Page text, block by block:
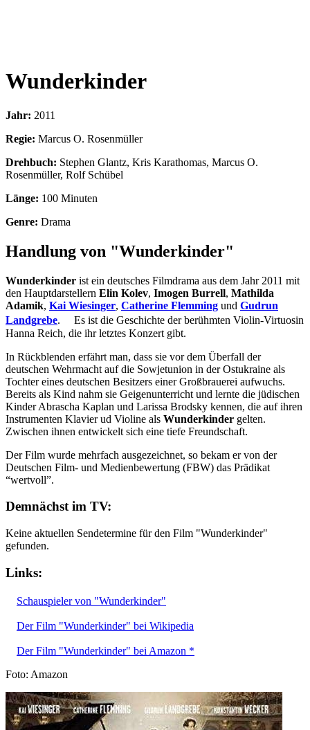
Wunderkinder
Jahr: 2011
Regie: Marcus O. Rosenmüller
Drehbuch: Stephen Glantz, Kris Karathomas, Marcus O.
Rosenmüller, Rolf Schübel
Länge: 100 Minuten
Genre: Drama
Handlung von "Wunderkinder"
Wunderkinder ist ein deutsches Filmdrama aus dem Jahr 2011 mit
den Hauptdarstellern Elin Kolev, Imogen Burrell, Mathilda
Adamik, Kai Wiesinger, Catherine Flemming und Gudrun
Landgrebe. Es ist die Geschichte der berühmten Violin-Virtuosin
Hanna Reich, die ihr letztes Konzert gibt.
In Rückblenden erfährt man, dass sie vor dem Überfall der
deutschen Wehrmacht auf die Sowjetunion in der Ostukraine als
Tochter eines deutschen Besitzers einer Großbrauerei aufwuchs.
Bereits als Kind nahm sie Geigenunterricht und lernte die jüdischen
Kinder Abrascha Kaplan und Larissa Brodsky kennen, die auf ihren
Instrumenten Klavier ud Violine als Wunderkinder gelten.
Zwischen ihnen entwickelt sich eine tiefe Freundschaft.
Der Film wurde mehrfach ausgezeichnet, so bekam er von der
Deutschen Film- und Medienbewertung (FBW) das Prädikat
“wertvoll”.
Demnächst im TV:
Keine aktuellen Sendetermine für den Film "Wunderkinder"
gefunden.
Links:
Schauspieler von "Wunderkinder"
Der Film "Wunderkinder" bei Wikipedia
Der Film "Wunderkinder" bei Amazon *
Foto: Amazon